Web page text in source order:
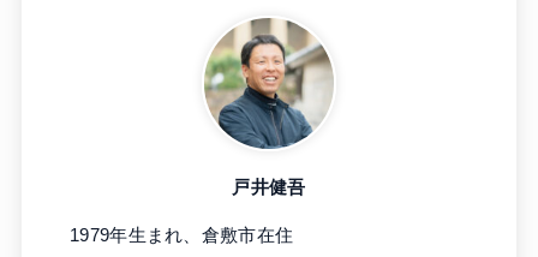
戸井健吾
1979年生まれ、倉敷市在住